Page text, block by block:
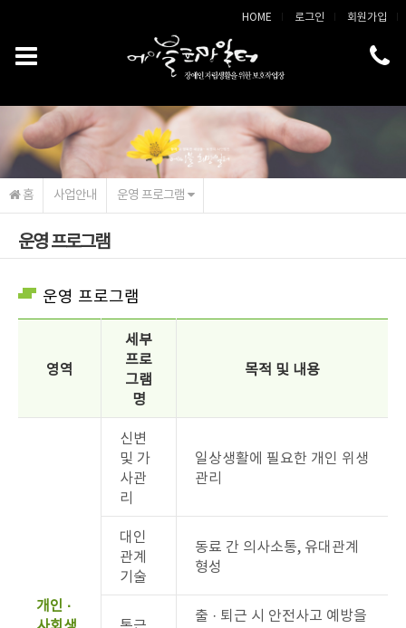
HOME 로그인 회원가입
홈 사업안내 운영 프로그램
운영 프로그램
운영 프로그램
영역
세부
프로
그램
명
목적 및 내용
개인 ·
신변
및 가
사관
리
일상생활에 필요한 개인 위생
관리
대인
관계
기술
동료 간 의사소통, 유대관계
형성
출 · 퇴근 시 안전사고 예방을